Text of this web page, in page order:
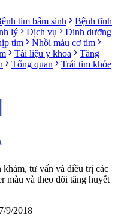
tim bẩm sinh
Bệnh tĩnh
lý Dịch vụ
Dinh dưỡng
tim
Nhồi máu cơ tim
Tài liệu y khoa
Tăng
Tổng quan
Trái tim khỏe
tư vấn và điều trị các
màu và theo dõi tăng huyết
9/2018